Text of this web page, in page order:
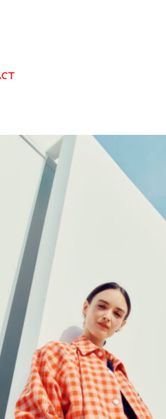
PORTRAITS COULEUR